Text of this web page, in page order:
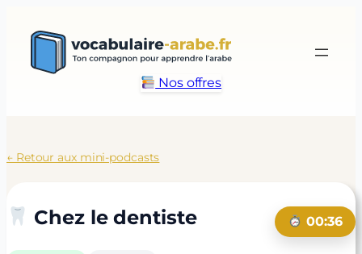
Nos offres
← Retour aux mini-podcasts
Chez le dentiste 00:36